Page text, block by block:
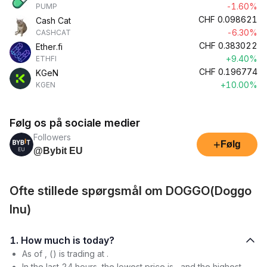
PUMP
-1.60%
Cash Cat
CASHCAT
CHF 0.098621
-6.30%
Ether.fi
ETHFI
CHF 0.383022
+9.40%
KGeN
KGEN
CHF 0.196774
+10.00%
Følg os på sociale medier
Followers
@Bybit EU
+ Følg
Ofte stillede spørgsmål om DOGGO(Doggo
Inu)
1. How much is today?
As of , () is trading at .